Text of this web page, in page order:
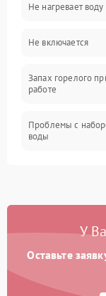
Программное
Не нагревает воду
Не включается
Запах горелого
работе
Проблемы с
воды
Замена платы
У
Оставьте